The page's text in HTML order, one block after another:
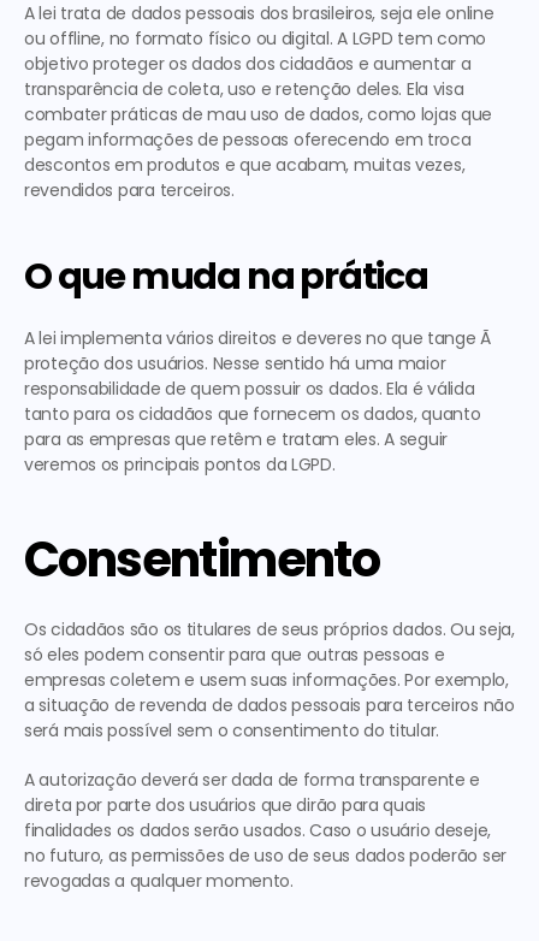
A lei trata de dados pessoais dos brasileiros, seja ele online
ou offline, no formato físico ou digital. A LGPD tem como
objetivo proteger os dados dos cidadãos e aumentar a
transparência de coleta, uso e retenção deles. Ela visa
combater práticas de mau uso de dados, como lojas que
pegam informações de pessoas oferecendo em troca
descontos em produtos e que acabam, muitas vezes,
revendidos para terceiros.
O que muda na prática
A lei implementa vários direitos e deveres no que tange Ã
proteção dos usuários. Nesse sentido há uma maior
responsabilidade de quem possuir os dados. Ela é válida
tanto para os cidadãos que fornecem os dados, quanto
para as empresas que retêm e tratam eles. A seguir
veremos os principais pontos da LGPD.
Consentimento
Os cidadãos são os titulares de seus próprios dados. Ou seja,
só eles podem consentir para que outras pessoas e
empresas coletem e usem suas informações. Por exemplo,
a situação de revenda de dados pessoais para terceiros não
será mais possível sem o consentimento do titular.
A autorização deverá ser dada de forma transparente e
direta por parte dos usuários que dirão para quais
finalidades os dados serão usados. Caso o usuário deseje,
no futuro, as permissões de uso de seus dados poderão ser
revogadas a qualquer momento.